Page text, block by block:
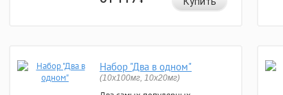
Набор "Два в одном"
(10x100мг, 10x20мг)